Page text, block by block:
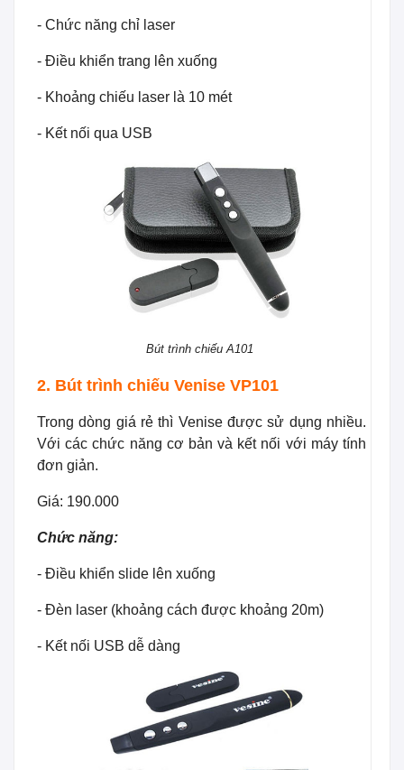
- Chức năng chỉ laser
- Điều khiển trang lên xuống
- Khoảng chiếu laser là 10 mét
- Kết nối qua USB
Bút trình chiếu A101
2. Bút trình chiếu Venise VP101
Trong dòng giá rẻ thì Venise được sử dụng nhiều.
Với các chức năng cơ bản và kết nối với máy tính
đơn giản.
Giá: 190.000
Chức năng:
- Điều khiển slide lên xuống
- Đèn laser (khoảng cách được khoảng 20m)
- Kết nối USB dễ dàng